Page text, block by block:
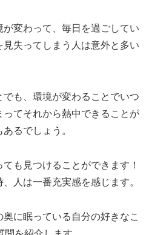
変わって、毎日を過ごしてい
見失ってしまう人は意外と多い
も、環境が変わることでいつ
てそれから熱中できることが
るでしょう。
も見つけることができます！
人は一番充実感を感じます。
に眠っている自分の好きなこ